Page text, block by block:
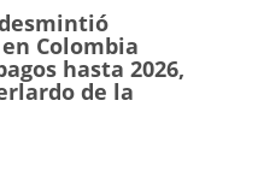
Colombia
hasta 2026,
de la